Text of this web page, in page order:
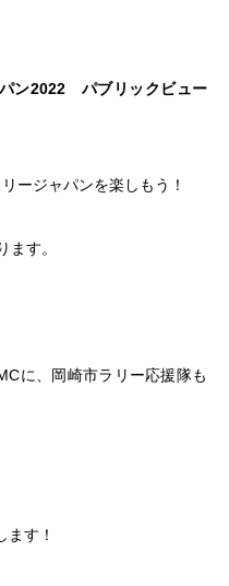
パン2022 パブリックビュー
ージャパンを楽しもう！
す。
に、岡崎市ラリー応援隊も
す！